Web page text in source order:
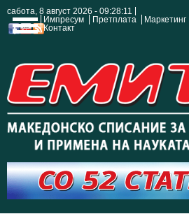
сабота, 8 август 2026 - 09:28:12
Импресум
Претплата Маркетинг
Контакт